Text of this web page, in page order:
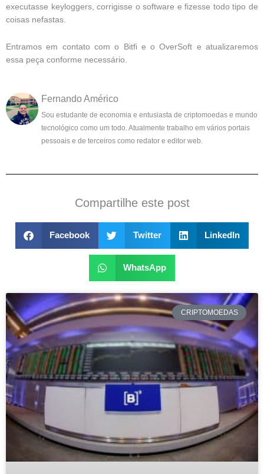
executasse keyloggers, corrigisse o software e fizesse todo tipo de
coisas nefastas.
Entramos em contato com o Bitfi e o OverSoft e atualizaremos
essa peça conforme necessário.
Fernando Américo
Sou estudante de economia e entusiasta de criptomoedas e mundo
tecnológico como um todo. Atualmente trabalho em vários portais
pessoais e de terceiros como redator e editor web.
Compartilhe este post
Facebook Twitter LinkedIn
WhatsApp
CRIPTOMOEDAS